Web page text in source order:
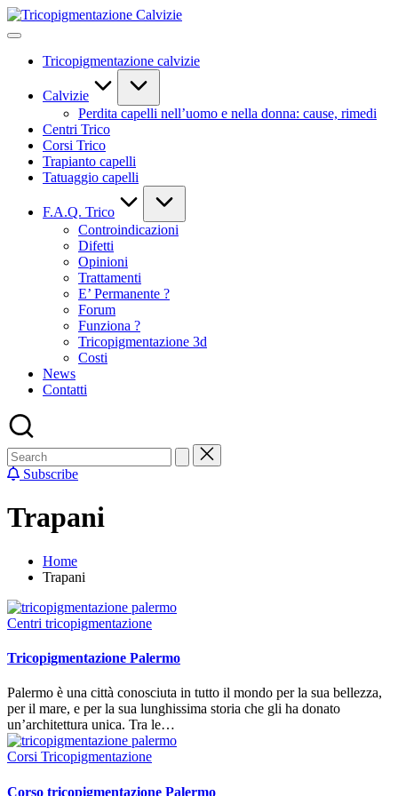
Skip
to
Tricopigmentazione
Tricopigmentazione calvizie
Calvizie
Perdita capelli nell’uomo e nella donna: cause, rimedi
Centri Trico
Corsi Trico
Trapianto capelli
Tatuaggio capelli
F.A.Q. Trico
Controindicazioni
Difetti
Opinioni
Trattamenti
E’ Permanente ?
Forum
Funziona ?
Tricopigmentazione 3d
Costi
News
Contatti
Subscribe
Trapani
Home
Trapani
Posted
Centri tricopigmentazione
Tricopigmentazione Palermo
Palermo è una città conosciuta in tutto il mondo per la sua bellezza,
per il mare, e per la sua lunghissima storia che gli ha donato
un’architettura unica. Tra le…
Posted
Corsi Tricopigmentazione
Corso tricopigmentazione Palermo